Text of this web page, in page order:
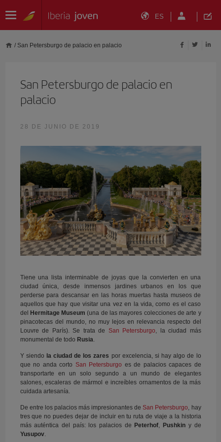
ES
/ San Petersburgo de palacio en palacio
San Petersburgo de palacio en
palacio
28 DE JUNIO DE 2019
Tiene una lista interminable de joyas que la convierten en una
ciudad única, desde inmensos jardines urbanos en los que
perderse para descansar en las horas muertas hasta museos de
aquellos que hay que visitar una vez en la vida, como es el caso
del
Hermitage Museum (una de las mayores colecciones de arte y
pinacotecas del mundo, no muy lejos en relevancia respecto del
Louvre de París). Se trata de
San Petersburgo, la ciudad más
monumental de todo Rusia.
Y siendo la ciudad de los zares por excelencia, si hay algo de lo
que no anda corto San Petersburgo es de palacios capaces de
transportarte en un solo segundo a un mundo de elegantes
salones, escaleras de mármol e increíbles ornamentos de la más
cuidada artesanía.
De entre los palacios más impresionantes de San Petersburgo, hay
tres que no puedes dejar de incluir en tu ruta de viaje a la historia
más auténtica del país: los palacios de Peterhof, Pushkin y de
Yusupov.